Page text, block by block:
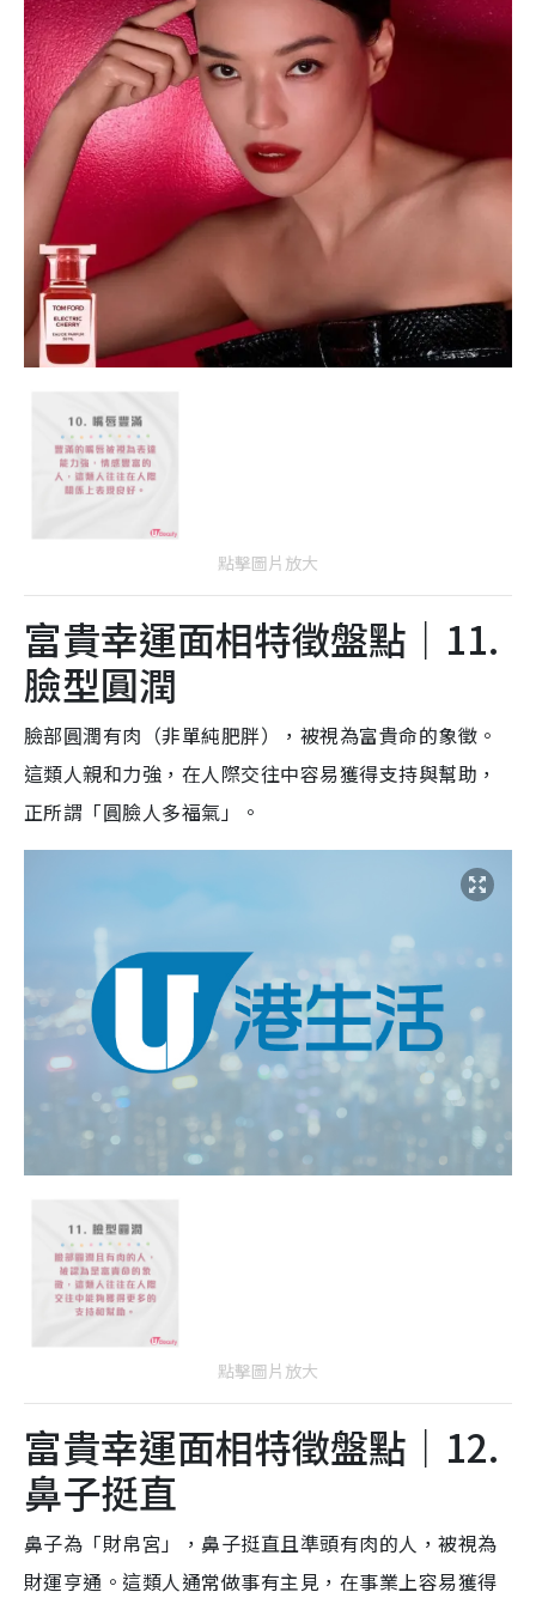
點擊圖片放大
富貴幸運面相特徵盤點｜11.
臉型圓潤
臉部圓潤有肉（非單純肥胖），被視為富貴命的象徵。
這類人親和力強，在人際交往中容易獲得支持與幫助，
正所謂「圓臉人多福氣」。
點擊圖片放大
富貴幸運面相特徵盤點｜12.
鼻子挺直
鼻子為「財帛宮」，鼻子挺直且準頭有肉的人，被視為
財運亨通。這類人通常做事有主見，在事業上容易獲得